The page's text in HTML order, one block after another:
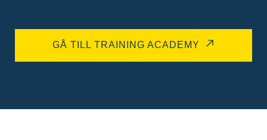
GÅ TILL TRAINING ACADEMY